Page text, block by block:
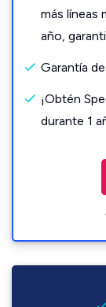
más líneas
año,
Garantía
¡Obtén
durante 1